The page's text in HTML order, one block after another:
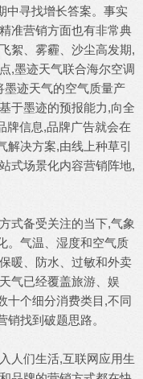
中寻找增长答案。事实
准营销方面也有非常典
絮、雾霾、沙尘高发期,
,墨迹天气联合海尔空调
墨迹天气的空气质量产
于墨迹的预报能力,向全
牌信息,品牌广告就会在
解决方案,由线上种草引
式场景化内容营销阵地,
式备受关注的当下,气象
。气温、湿度和空气质
暖、防水、过敏和外卖
气已经覆盖旅游、娱
十个细分消费类目,不同
找到破题思路。
人们生活,互联网应用生